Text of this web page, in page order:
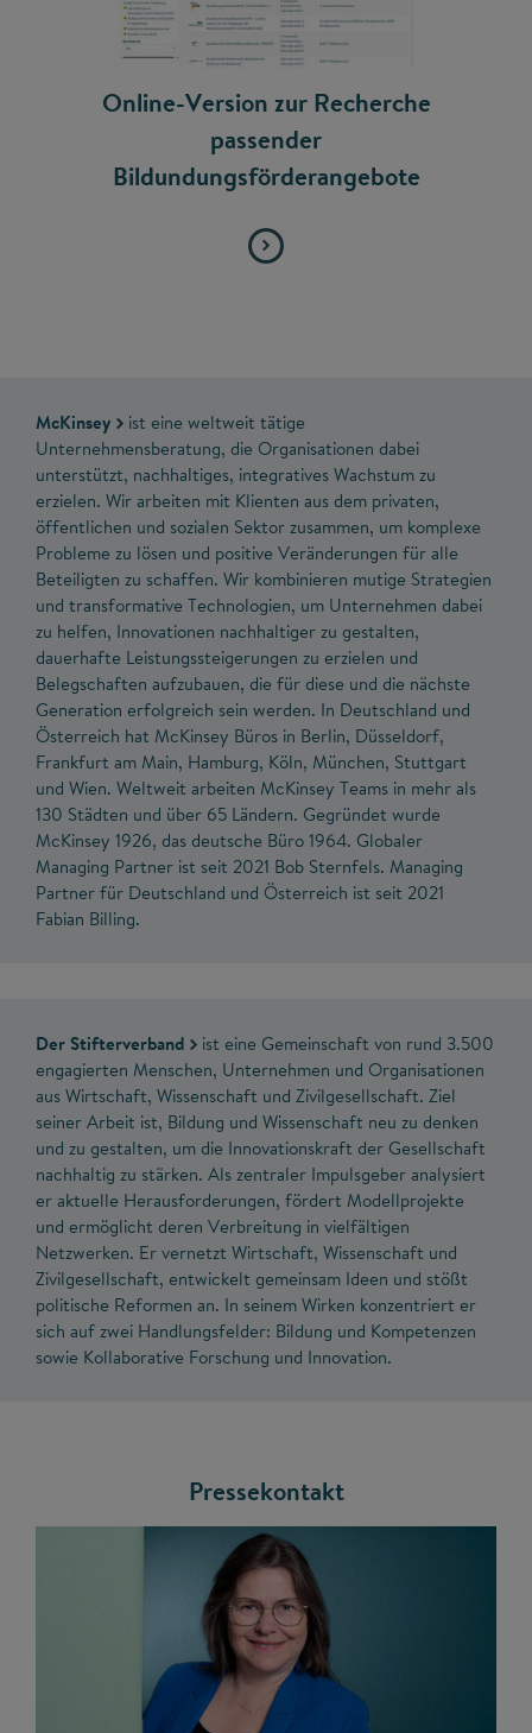
Online-Version zur Recherche
passender
Bildundungsförderangebote
McKinsey
ist eine weltweit tätige
Unternehmensberatung, die Organisationen dabei
unterstützt, nachhaltiges, integratives Wachstum zu
erzielen. Wir arbeiten mit Klienten aus dem privaten,
öffentlichen und sozialen Sektor zusammen, um komplexe
Probleme zu lösen und positive Veränderungen für alle
Beteiligten zu schaffen. Wir kombinieren mutige Strategien
und transformative Technologien, um Unternehmen dabei
zu helfen, Innovationen nachhaltiger zu gestalten,
dauerhafte Leistungssteigerungen zu erzielen und
Belegschaften aufzubauen, die für diese und die nächste
Generation erfolgreich sein werden. In Deutschland und
Österreich hat McKinsey Büros in Berlin, Düsseldorf,
Frankfurt am Main, Hamburg, Köln, München, Stuttgart
und Wien. Weltweit arbeiten McKinsey Teams in mehr als
130 Städten und über 65 Ländern. Gegründet wurde
McKinsey 1926, das deutsche Büro 1964. Globaler
Managing Partner ist seit 2021 Bob Sternfels. Managing
Partner für Deutschland und Österreich ist seit 2021
Fabian Billing.
Der Stifterverband
ist eine Gemeinschaft von rund 3.500
engagierten Menschen, Unternehmen und Organisationen
aus Wirtschaft, Wissenschaft und Zivilgesellschaft. Ziel
seiner Arbeit ist, Bildung und Wissenschaft neu zu denken
und zu gestalten, um die Innovationskraft der Gesellschaft
nachhaltig zu stärken. Als zentraler Impulsgeber analysiert
er aktuelle Herausforderungen, fördert Modellprojekte
und ermöglicht deren Verbreitung in vielfältigen
Netzwerken. Er vernetzt Wirtschaft, Wissenschaft und
Zivilgesellschaft, entwickelt gemeinsam Ideen und stößt
politische Reformen an. In seinem Wirken konzentriert er
sich auf zwei Handlungsfelder: Bildung und Kompetenzen
sowie Kollaborative Forschung und Innovation.
Pressekontakt